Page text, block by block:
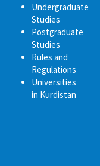
Undergraduate
Studies
Postgraduate
Studies
Rules and
Regulations
Universities
in Kurdistan